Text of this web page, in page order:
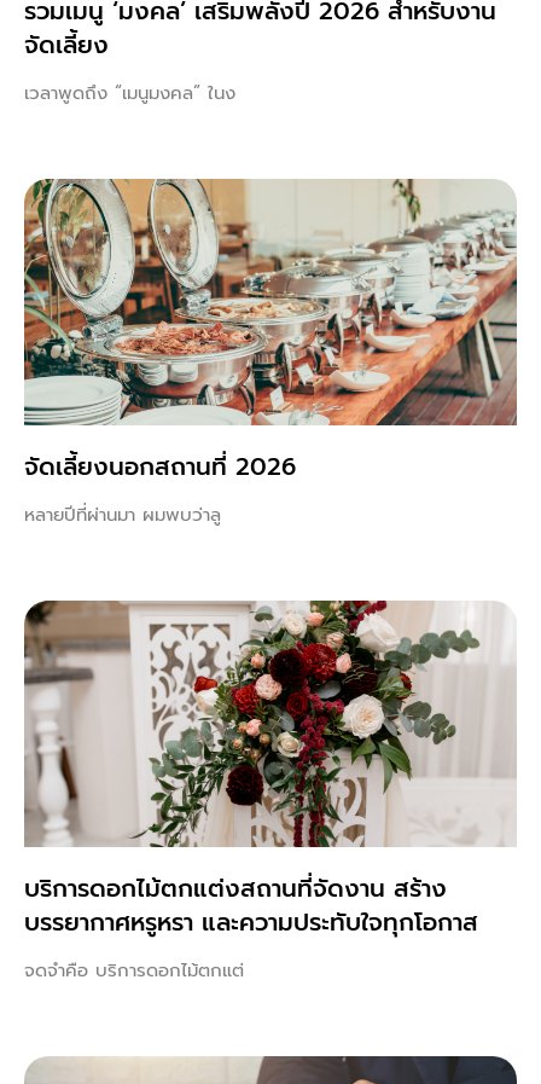
รวมเมนู ‘มงคล’ เสริมพลังปี 2026 สำหรับงาน
จัดเลี้ยง
เวลาพูดถึง “เมนูมงคล” ในง
จัดเลี้ยงนอกสถานที่ 2026
หลายปีที่ผ่านมา ผมพบว่าลู
บริการดอกไม้ตกแต่งสถานที่จัดงาน สร้าง
บรรยากาศหรูหรา และความประทับใจทุกโอกาส
จดจำคือ บริการดอกไม้ตกแต่